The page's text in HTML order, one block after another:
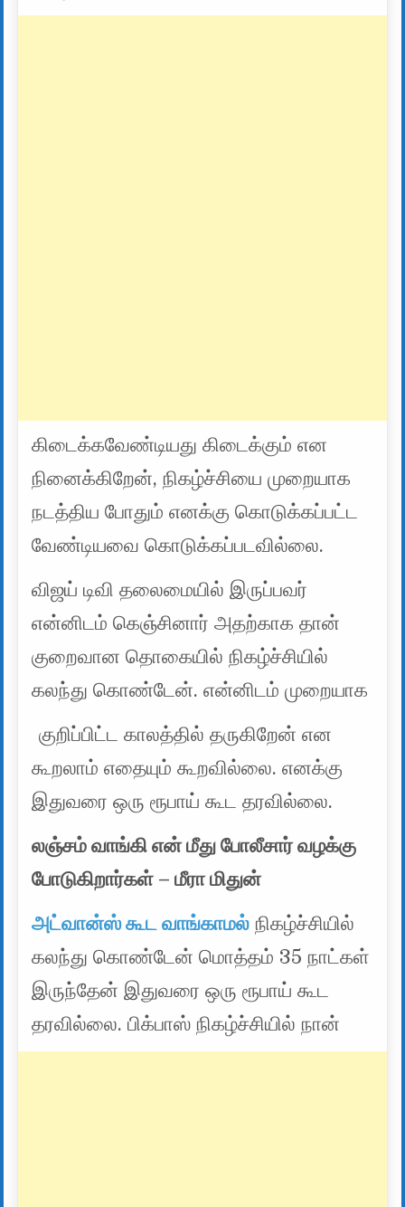
கிடைக்கவேண்டியது கிடைக்கும் என
நினைக்கிறேன், நிகழ்ச்சியை முறையாக
நடத்திய போதும் எனக்கு கொடுக்கப்பட்ட
வேண்டியவை கொடுக்கப்படவில்லை.
விஜய் டிவி தலைமையில் இருப்பவர்
என்னிடம் கெஞ்சினார் அதற்காக தான்
குறைவான தொகையில் நிகழ்ச்சியில்
கலந்து கொண்டேன். என்னிடம் முறையாக
குறிப்பிட்ட காலத்தில் தருகிறேன் என
கூறலாம் எதையும் கூறவில்லை. எனக்கு
இதுவரை ஒரு ரூபாய் கூட தரவில்லை.
லஞ்சம் வாங்கி என் மீது போலீசார் வழக்கு
போடுகிறார்கள் – மீரா மிதுன்
அட்வான்ஸ் கூட வாங்காமல் நிகழ்ச்சியில்
கலந்து கொண்டேன் மொத்தம் 35 நாட்கள்
இருந்தேன் இதுவரை ஒரு ரூபாய் கூட
தரவில்லை. பிக்பாஸ் நிகழ்ச்சியில் நான்